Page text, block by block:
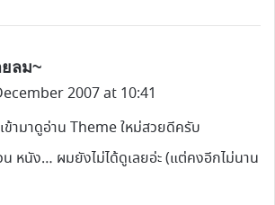
:
ลม~
a
y
:
2007 at 10:41
ข้ามาดูอ่าน Theme ใหม่สวยดีครับ
หนัง… ผมยังไม่ได้ดูเลยอ่ะ (แต่คงอีกไม่นาน